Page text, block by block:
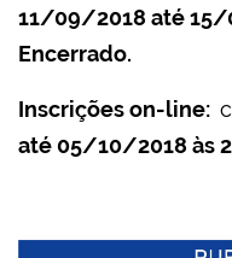
11/09/2018 até 15/
Encerrado.
Inscrições on-line:
até 05/10/2018 às